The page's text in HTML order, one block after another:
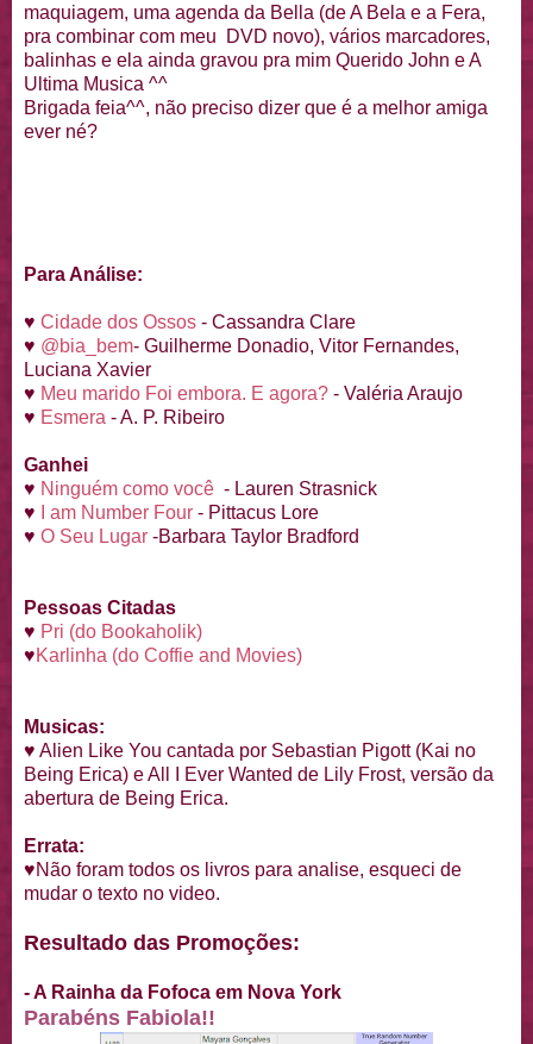
maquiagem, uma agenda da Bella (de A Bela e a Fera,
pra combinar com meu DVD novo), vários marcadores,
balinhas e ela ainda gravou pra mim Querido John e A
Ultima Musica ^^
Brigada feia^^, não preciso dizer que é a melhor amiga
ever né?
Para Análise:
♥ Cidade dos Ossos - Cassandra Clare
♥ @bia_bem- Guilherme Donadio, Vitor Fernandes,
Luciana Xavier
♥ Meu marido Foi embora. E agora? - Valéria Araujo
♥ Esmera - A. P. Ribeiro
Ganhei
♥ Ninguém como você - Lauren Strasnick
♥
I am Number Four - Pittacus Lore
♥ O Seu Lugar -Barbara Taylor Bradford
Pessoas Citadas
♥ Pri (do Bookaholik)
♥Karlinha (do Coffie and Movies)
Musicas:
♥ Alien Like You cantada por Sebastian Pigott (Kai no
Being Erica) e All I Ever Wanted de Lily Frost, versão da
abertura de Being Erica.
Errata:
♥Não foram todos os livros para analise, esqueci de
mudar o texto no video.
Resultado das Promoções:
- A Rainha da Fofoca em Nova York
Parabéns Fabiola!!